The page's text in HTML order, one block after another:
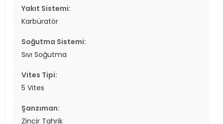
Yakıt Sistemi:
Karbüratör
Soğutma Sistemi:
Sıvı Soğutma
Vites Tipi:
5 Vites
Şanzıman:
Zincir Tahrik